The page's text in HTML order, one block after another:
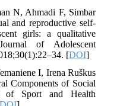
N, Ahmadi F, Simbar
and reproductive self-
girls: a qualitative
of Adolescent
[DOI
I, Irena Ruškus
Components of Social
of Sport and Health